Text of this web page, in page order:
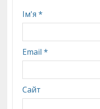
Ім'я *
Email *
Сайт